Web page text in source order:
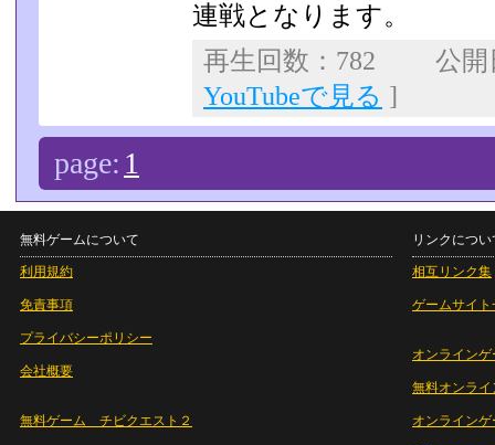
連戦となります。
再生回数：782 公
YouTubeで見る ]
page: 1
無料ゲームについて
利用規約
免責事項
プライバシーポリシー
会社概要
無料ゲーム チビクエスト２
リンクについ
相互リンク集
ゲームサイト
オンラインゲ
無料オンライ
オンライン